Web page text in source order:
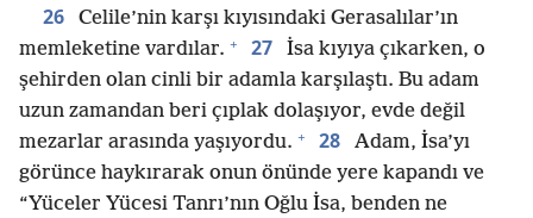
26
Celile’nin karşı kıyısındaki Gerasalılar’ın
memleketine vardılar. + 27
İsa kıyıya çıkarken, o
şehirden olan cinli bir adamla karşılaştı. Bu adam
uzun zamandan beri çıplak dolaşıyor, evde değil
mezarlar arasında yaşıyordu. + 28
Adam, İsa’yı
görünce haykırarak onun önünde yere kapandı ve
“Yüceler Yücesi Tanrı’nın Oğlu İsa, benden ne